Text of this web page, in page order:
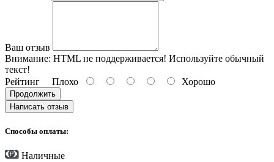
Ваш отзыв
Внимание: HTML не поддерживается! Используйте обычный
текст!
Рейтинг Плохо Хорошо
Продолжить
Написать отзыв
Способы оплаты:
Наличные